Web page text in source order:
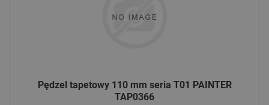
Pędzel tapetowy 110 mm seria T01 PAINTER
TAP0366